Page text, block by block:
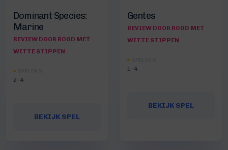
Dominant Species:
Marine
REVIEW DOOR ROOD MET
WITTE STIPPEN
2-4
BEKIJK SPEL
Gentes
REVIEW DOOR ROOD MET
WITTE STIPPEN
1-4
BEKIJK SPEL